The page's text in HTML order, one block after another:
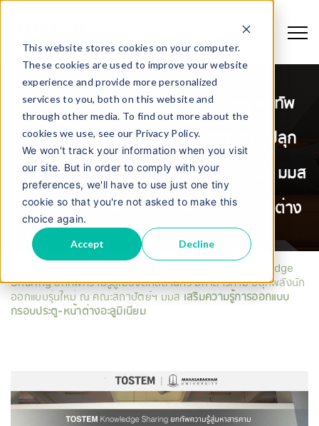
This website stores cookies on your computer.
These cookies are used to improve your website
experience and provide more personalized
services to you, both on this website and
through other media. To find out more about the
cookies we use, see our Privacy Policy.
We won't track your information when you visit
our site. But in order to comply with your
preferences, we'll have to use just one tiny
cookie so that you're not asked to make this
choice again.
Accept Decline
TOSTEM Knowledge Sharing ยกทัพ
ความรู้สู่เมืองตักสิลานคร มหาสารคาม ปลุก
พลังนักออกแบบรุ่นใหม่ ณ คณะสถาปัตย์ฯ มมส
เสริมความรู้การออกแบบกรอบประตู-หน้าต่าง
อะลูมิเนียม
TOSTEM Knowledge
Sharing ยกทัพความรู้สู่เมืองตักสิลานคร มหาสารคาม ปลุกพลังนัก
ออกแบบรุ่นใหม่ ณ คณะสถาปัตย์ฯ มมส เสริมความรู้การออกแบบ
กรอบประตู-หน้าต่างอะลูมิเนียม